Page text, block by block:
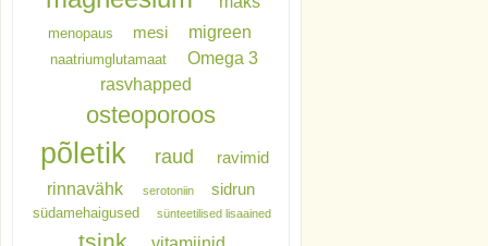
menopaus mesi migreen
naatriumglutamaat
Omega 3
rasvhapped
osteoporoos
põletik raud ravimid
rinnavähk serotoniin sidrun
südamehaigused sünteetilised lisaained